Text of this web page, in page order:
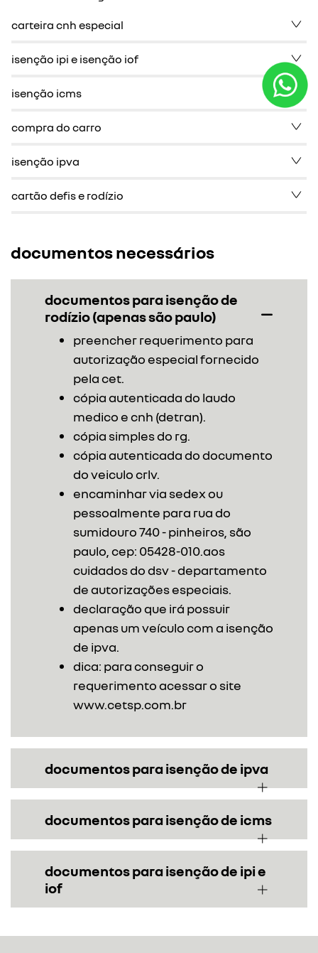
carteira cnh especial
isenção ipi e isenção iof
isenção icms
compra do carro
isenção ipva
cartão defis e rodízio
documentos necessários
documentos para isenção de
rodízio (apenas são paulo)
preencher requerimento para
autorização especial fornecido
pela cet.
cópia autenticada do laudo
medico e cnh (detran).
cópia simples do rg.
cópia autenticada do documento
do veiculo crlv.
encaminhar via sedex ou
pessoalmente para rua do
sumidouro 740 - pinheiros, são
paulo, cep: 05428-010.aos
cuidados do dsv - departamento
de autorizações especiais.
declaração que irá possuir
apenas um veículo com a isenção
de ipva.
dica: para conseguir o
requerimento acessar o site
www.cetsp.com.br
documentos para isenção de ipva
documentos para isenção de icms
documentos para isenção de ipi e
iof